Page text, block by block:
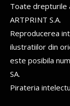
Toate drepturile
ARTPRINT S.A.
Reproducerea
ilustratiilor din
este posibila
SA.
Pirateria